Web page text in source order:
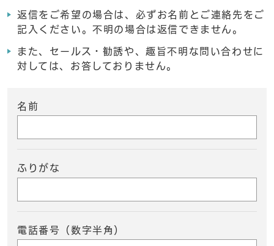
返信をご希望の場合は、必ずお名前とご連絡先をご
記入ください。不明の場合は返信できません。
また、セールス・勧誘や、趣旨不明な問い合わせに
対しては、お答しておりません。
名前
ふりがな
電話番号（数字半角）